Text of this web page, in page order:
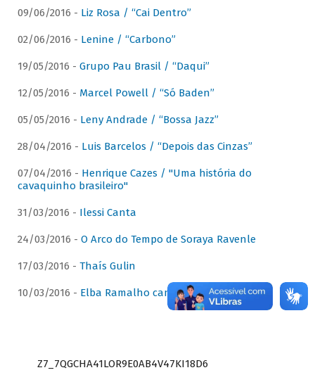
09/06/2016 - Liz Rosa / “Cai Dentro”
02/06/2016 - Lenine / “Carbono”
19/05/2016 - Grupo Pau Brasil / “Daqui”
12/05/2016 - Marcel Powell / “Só Baden”
05/05/2016 - Leny Andrade / “Bossa Jazz”
28/04/2016 - Luis Barcelos / “Depois das Cinzas”
07/04/2016 - Henrique Cazes / "Uma história do
cavaquinho brasileiro"
31/03/2016 - Ilessi Canta
24/03/2016 - O Arco do Tempo de Soraya Ravenle
17/03/2016 - Thaís Gulin
10/03/2016 - Elba Ramalho canta Dominguinhos
Z7_7QGCHA41LOR9E0AB4V47KI18D6